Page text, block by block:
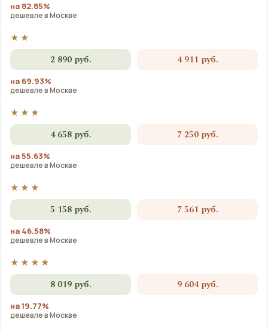
на 82.85%
дешевле в Москве
★★
2 890 руб. 4 911 руб.
на 69.93%
дешевле в Москве
★★★
4 658 руб. 7 250 руб.
на 55.63%
дешевле в Москве
★★★
5 158 руб. 7 561 руб.
на 46.58%
дешевле в Москве
★★★★
8 019 руб. 9 604 руб.
на 19.77%
дешевле в Москве